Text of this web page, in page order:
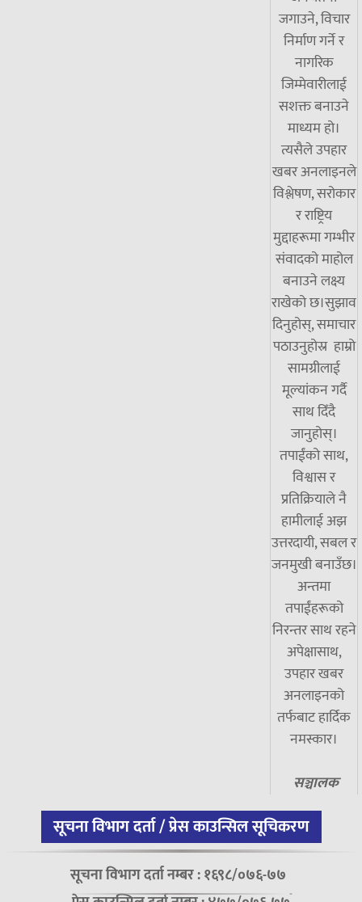
जगाउने, विचार
निर्माण गर्ने र
नागरिक
जिम्मेवारीलाई
सशक्त बनाउने
माध्यम हो।
त्यसैले उपहार
खबर अनलाइनले
विश्लेषण, सरोकार
र राष्ट्रिय
मुद्दाहरूमा गम्भीर
संवादको माहोल
बनाउने लक्ष्य
राखेको छ।सुझाव
दिनुहोस्, समाचार
पठाउनुहोस्र हाम्रो
सामग्रीलाई
मूल्यांकन गर्दै
साथ दिँदै
जानुहोस्।
तपाईंको साथ,
विश्वास र
प्रतिक्रियाले नै
हामीलाई अझ
उत्तरदायी, सबल र
जनमुखी बनाउँछ।
अन्तमा
तपाईंहरूको
निरन्तर साथ रहने
अपेक्षासाथ,
उपहार खबर
अनलाइनको
तर्फबाट हार्दिक
नमस्कार।
सञ्चालक
सूचना विभाग दर्ता / प्रेस काउन्सिल सूचिकरण
सूचना विभाग दर्ता नम्बर : १६९८/०७६-७७